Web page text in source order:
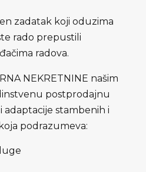
zadatak koji oduzima
rado prepustili
radova.
NEKRETNINE našim
postprodajnu
stambenih i
podrazumeva: